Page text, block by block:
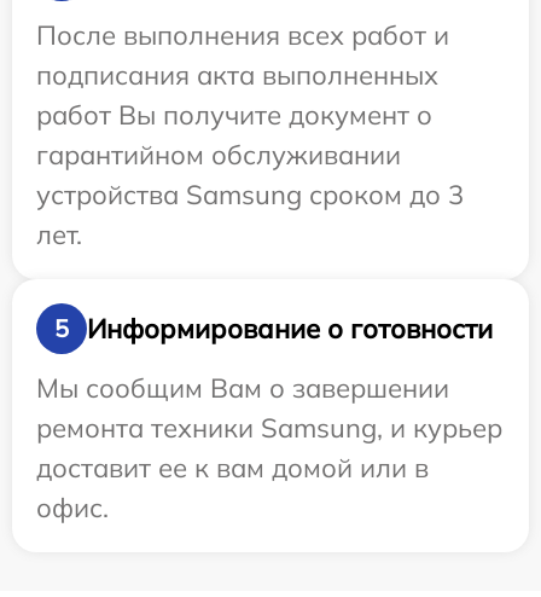
После выполнения всех работ и
подписания акта выполненных
работ Вы получите документ о
гарантийном обслуживании
устройства Samsung сроком до 3
лет.
5
Информирование о готовности
Мы сообщим Вам о завершении
ремонта техники Samsung, и курьер
доставит ее к вам домой или в
офис.